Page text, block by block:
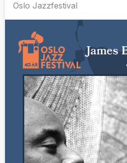
Oslo Jazzfestival